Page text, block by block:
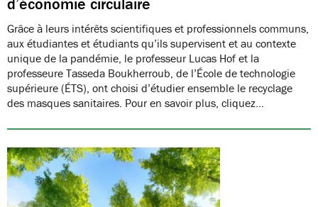
Grâce à leurs intérêts scientifiques et professionnels communs,
aux étudiantes et étudiants qu’ils supervisent et au contexte
unique de la pandémie, le professeur Lucas Hof et la
professeure Tasseda Boukherroub, de l’École de technologie
supérieure (ÉTS), ont choisi d’étudier ensemble le recyclage
des masques sanitaires. Pour en savoir plus, cliquez…